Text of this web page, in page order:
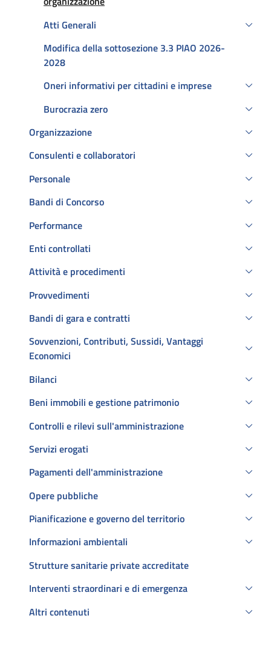
Atti Generali
Modifica della sottosezione 3.3 PIAO 2026-
2028
Oneri informativi per cittadini e imprese
Burocrazia zero
Organizzazione
Consulenti e collaboratori
Personale
Bandi di Concorso
Performance
Enti controllati
Attività e procedimenti
Provvedimenti
Bandi di gara e contratti
Sovvenzioni, Contributi, Sussidi, Vantaggi
Economici
Bilanci
Beni immobili e gestione patrimonio
Controlli e rilevi sull'amministrazione
Servizi erogati
Pagamenti dell'amministrazione
Opere pubbliche
Pianificazione e governo del territorio
Informazioni ambientali
Strutture sanitarie private accreditate
Interventi straordinari e di emergenza
Altri contenuti